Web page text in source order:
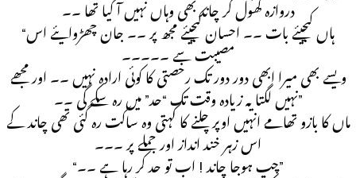
دروازہ کھول کر چاند بھی وہاں نہیں آ گیا تھا ۔۔
“ہاں کیجیئے بات ۔۔ احسان کیجیئے مجھ پر ۔۔ جان چھڑوایئے اس
مصیبت سے ۔۔۔۔۔
ویسے بھی میرا ابھی دور دور تک رخصتی کا کوئی ارادہ نہیں ۔۔ اور مجھے
نہیں لگتا یہ زیادہ وقت تک “حد” میں رہ سکے گی ۔۔”
ماں کا بازو تھامے انہیں اوپر چلنے کا کہتی وہ ساکت رہ گئی تھی چاند کے
اس زہر خند انداز اور جملے پر ۔۔۔
“چپ ہوجا چاند ! اب تو حد کر رہا ہے ۔۔”